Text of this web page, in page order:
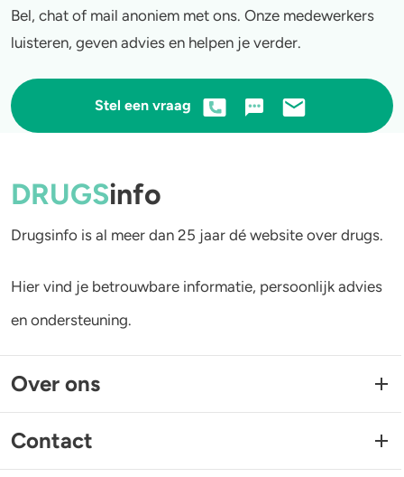
Bel, chat of mail anoniem met ons. Onze medewerkers
luisteren, geven advies en helpen je verder.
Stel een vraag
DRUGSinfo
Drugsinfo is al meer dan 25 jaar dé website over drugs.
Hier vind je betrouwbare informatie, persoonlijk advies
en ondersteuning.
Over ons
Contact